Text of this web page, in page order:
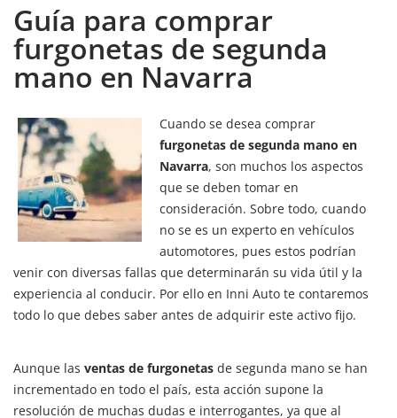
Guía para comprar
furgonetas de segunda
mano en Navarra
Cuando se desea comprar
furgonetas de segunda mano en
Navarra, son muchos los aspectos
que se deben tomar en
consideración. Sobre todo, cuando
no se es un experto en vehículos
automotores, pues estos podrían
venir con diversas fallas que determinarán su vida útil y la
experiencia al conducir. Por ello en Inni Auto te contaremos
todo lo que debes saber antes de adquirir este activo fijo.
Aunque las ventas de furgonetas de segunda mano se han
incrementado en todo el país, esta acción supone la
resolución de muchas dudas e interrogantes, ya que al